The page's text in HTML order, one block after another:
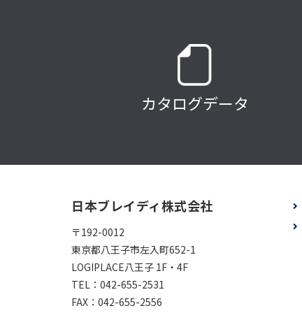
カタログデータ
日本ブレイディ株式会社
〒192-0012
東京都八王子市左入町652-1
LOGIPLACE八王子 1F・4F
TEL： 042-655-2531
FAX： 042-655-2556